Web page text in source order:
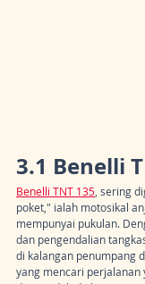
3.1 Benelli
Benelli TNT 135 , sering
poket," ialah motosikal
mempunyai pukulan.
dan pengendalian
di kalangan penumpang
yang mencari perjalanan